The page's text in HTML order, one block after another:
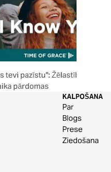
tevi pazīstu": Žēlastības
pārdomas
KALPOŠANA
Par
Blogs
Prese
Ziedošana